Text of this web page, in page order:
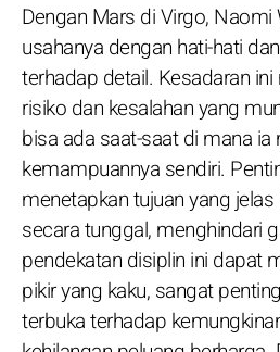
Dengan Mars di Virgo,
usahanya dengan hati-hati
terhadap detail. Kesadaran
risiko dan kesalahan yang
bisa ada saat-saat di mana ia
kemampuannya sendiri.
menetapkan tujuan yang
secara tunggal, menghindari
pendekatan disiplin ini dapat
pikir yang kaku, sangat
terbuka terhadap